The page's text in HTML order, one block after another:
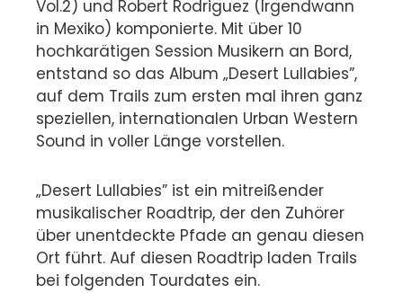
Vol.2) und Robert Rodriguez (Irgendwann
in Mexiko) komponierte. Mit über 10
hochkarätigen Session Musikern an Bord,
entstand so das Album „Desert Lullabies”,
auf dem Trails zum ersten mal ihren ganz
speziellen, internationalen Urban Western
Sound in voller Länge vorstellen.
„Desert Lullabies” ist ein mitreißender
musikalischer Roadtrip, der den Zuhörer
über unentdeckte Pfade an genau diesen
Ort führt. Auf diesen Roadtrip laden Trails
bei folgenden Tourdates ein.